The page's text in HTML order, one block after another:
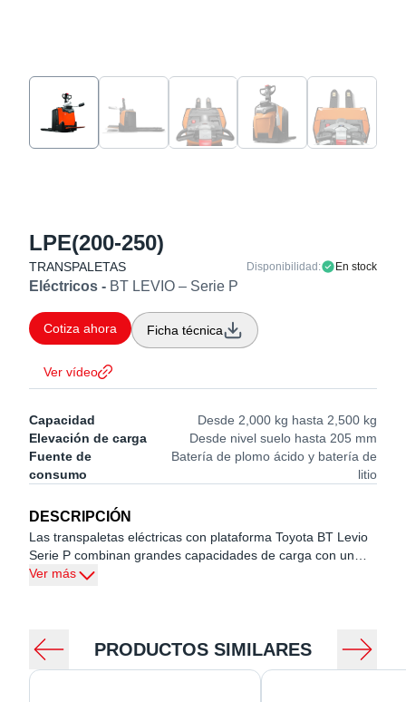
LPE(200-250)
TRANSPALETAS Disponibilidad: En stock
Eléctricos - BT LEVIO – Serie P
Cotiza ahora Ficha técnica
Ver vídeo
Capacidad
Desde 2,000 kg hasta 2,500 kg
Elevación de carga
Desde nivel suelo hasta 205 mm
Fuente de
consumo
Batería de plomo ácido y batería de
litio
DESCRIPCIÓN
Las transpaletas eléctricas con plataforma Toyota BT Levio
Serie P combinan grandes capacidades de carga con un
tamaño compacto líder en su clase.
largos recorridos horizontales.
Adecuados para aplicaciones de transporte de pallets,
preparación de pedidos y carga/descarga en espacios
Ver más
PRODUCTOS SIMILARES